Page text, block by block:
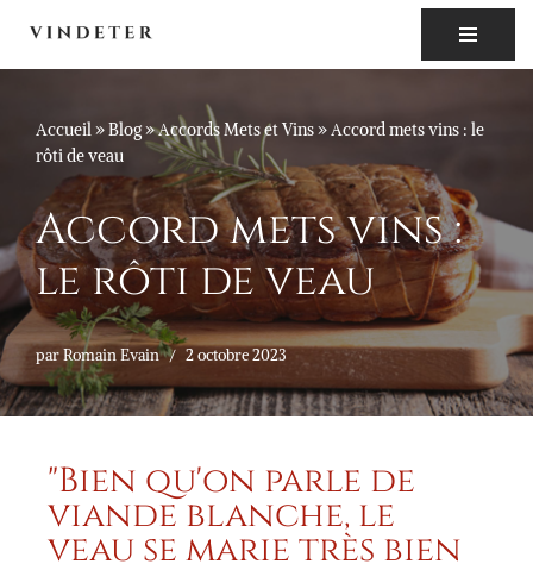
Accueil»Blog»Accords Mets et Vins»Accord mets vins : le
rôti de veau
Accord mets vins :
le rôti de veau
par Romain Evain 2 octobre 2023
"Bien qu'on parle de
viande blanche, le
veau se marie très bien